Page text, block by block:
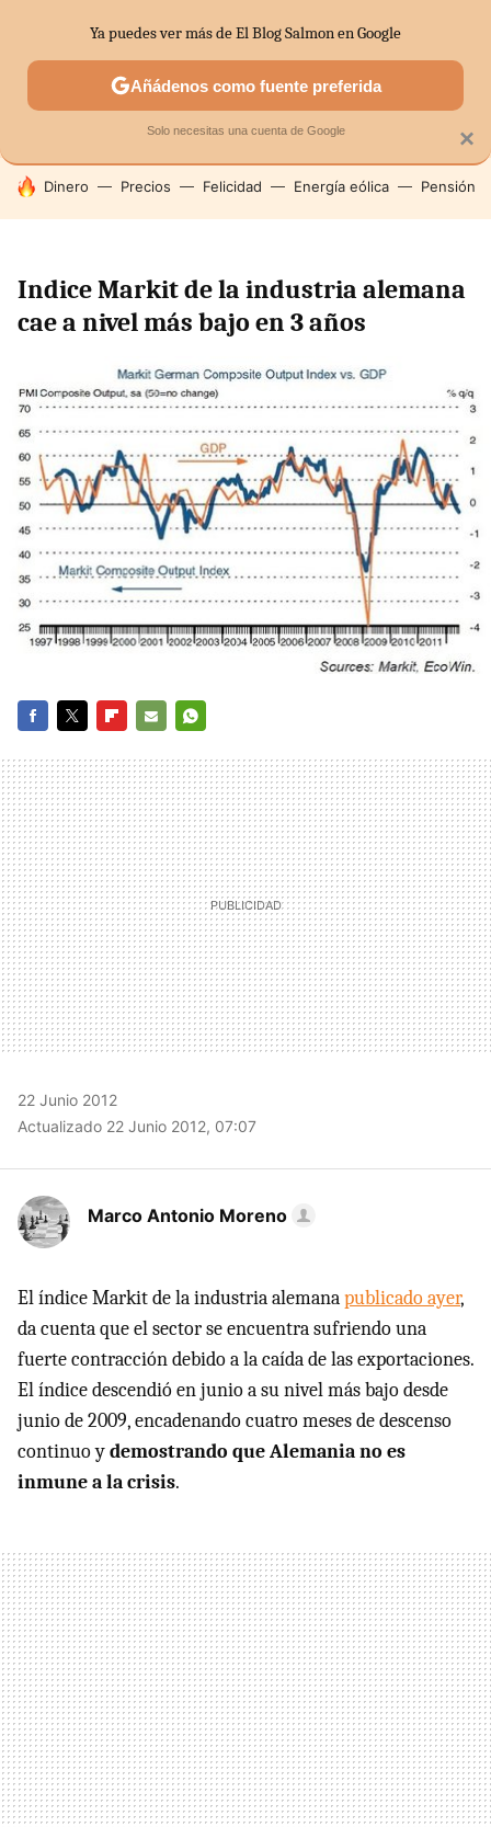
SECTORES ECONOMÍA DOMÉSTICA MERCADOS
HOY SE HABLA DE
Dinero Precios Felicidad Energía eólica Pensión
Indice Markit de la industria alemana
cae a nivel más bajo en 3 años
MAIL
22 Junio 2012
Actualizado 22 Junio 2012, 07:07
Marco Antonio Moreno
El índice Markit de la industria alemanapublicado ayer,
da cuenta que el sector se encuentra sufriendo una
fuerte contracción debido a la caída de las exportaciones.
El índice descendió en junio a su nivel más bajo desde
junio de 2009, encadenando cuatro meses de descenso
continuo ydemostrando que Alemania no es
inmune a la crisis.
×
Ya puedes ver más de El Blog Salmon en Google
Añádenos como fuente preferida
Solo necesitas una cuenta de Google